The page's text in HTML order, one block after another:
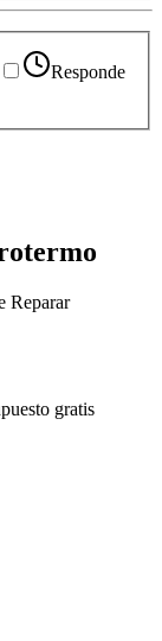
Responde
Reparar
gratis